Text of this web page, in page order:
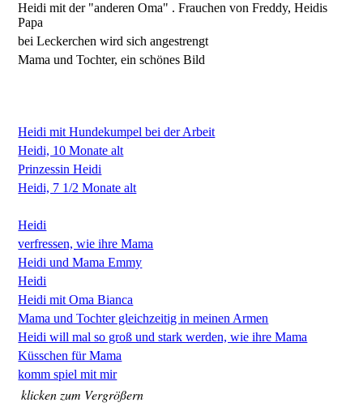
Heidi mit der "anderen Oma" . Frauchen von Freddy, Heidis
Papa
bei Leckerchen wird sich angestrengt
Mama und Tochter, ein schönes Bild
Heidi mit Hundekumpel bei der Arbeit
Heidi, 10 Monate alt
Prinzessin Heidi
Heidi, 7 1/2 Monate alt
Heidi
verfressen, wie ihre Mama
Heidi und Mama Emmy
Heidi
Heidi mit Oma Bianca
Mama und Tochter gleichzeitig in meinen Armen
Heidi will mal so groß und stark werden, wie ihre Mama
Küsschen für Mama
komm spiel mit mir
klicken zum Vergrößern